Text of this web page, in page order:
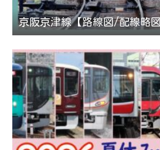
京阪京津線【路線図/配線略